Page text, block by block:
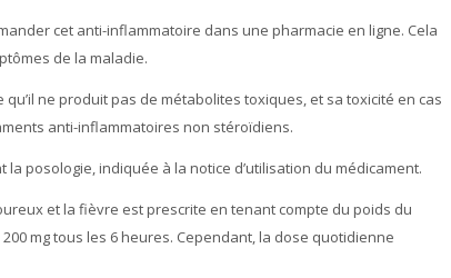
cet anti-inflammatoire dans une pharmacie en ligne. Cela
de la maladie.
ne produit pas de métabolites toxiques, et sa toxicité en cas
anti-inflammatoires non stéroïdiens.
posologie, indiquée à la notice d’utilisation du médicament.
et la fièvre est prescrite en tenant compte du poids du
mg tous les 6 heures. Cependant, la dose quotidienne